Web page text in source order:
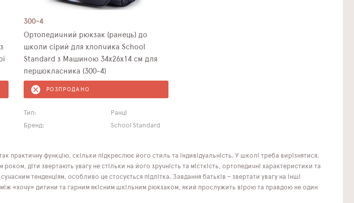
300-4
Ортопедичний рюкзак (ранець) до
школи сірий для хлопчика School
Standard з Машиною 34х26х14 см для
першокласника (300-4)
РОЗПРОДАНО
Тип:
Ранці
Бренд:
School Standard
практичну функцію, скільки підкреслює його стиль та індивідуальність. У школі треба вирізнятися.
діти звертають увагу не стільки на його зручність та місткість, ортопедичні характеристики та
тенденціям, особливо це стосується підлітка. Завдання батьків – звертати увагу на інші
«хочу» дитини та гарним якісним шкільним рюкзаком, який прослужить вірою та правдою не один